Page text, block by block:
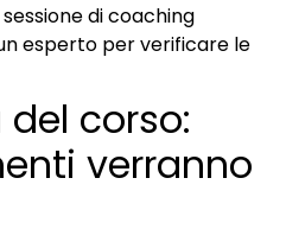
sessione di coaching
esperto per verificare le
corso:
verranno